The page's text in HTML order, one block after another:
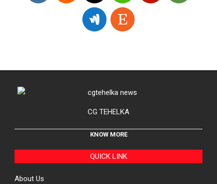
CG TEHELKA
KNOW MORE
QUICK LINK
About Us